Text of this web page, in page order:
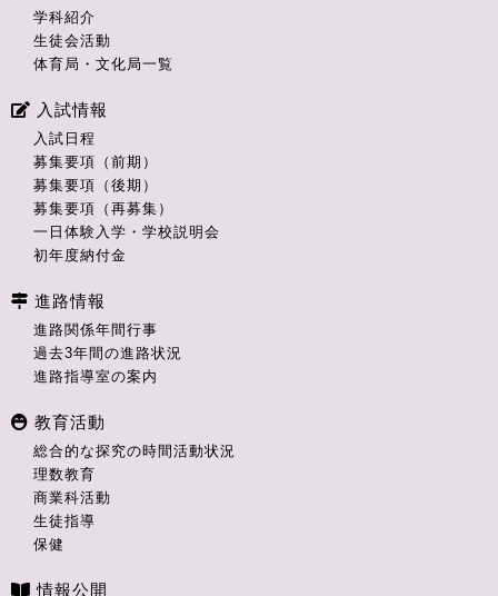
学科紹介
生徒会活動
体育局・文化局一覧
入試情報
入試日程
募集要項（前期）
募集要項（後期）
募集要項（再募集）
一日体験入学・学校説明会
初年度納付金
進路情報
進路関係年間行事
過去3年間の進路状況
進路指導室の案内
教育活動
総合的な探究の時間活動状況
理数教育
商業科活動
生徒指導
保健
情報公開